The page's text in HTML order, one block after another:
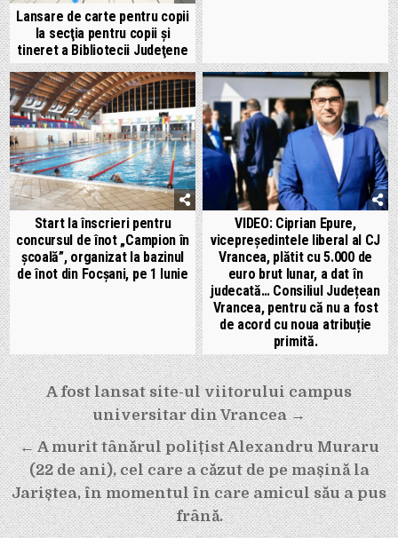
Lansare de carte pentru copii
la secţia pentru copii şi
tineret a Bibliotecii Judeţene
Start la înscrieri pentru
concursul de înot „Campion în
școală”, organizat la bazinul
de înot din Focșani, pe 1 Iunie
VIDEO: Ciprian Epure,
vicepreședintele liberal al CJ
Vrancea, plătit cu 5.000 de
euro brut lunar, a dat în
judecată… Consiliul Județean
Vrancea, pentru că nu a fost
de acord cu noua atribuție
primită.
Navigare
în
articole
A fost lansat site-ul viitorului campus
universitar din Vrancea →
← A murit tânărul polițist Alexandru Muraru
(22 de ani), cel care a căzut de pe mașină la
Jariștea, în momentul în care amicul său a pus
frână.